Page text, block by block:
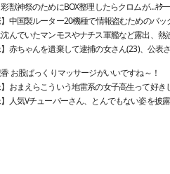
彩獣神祭のためにBOX整理したらクロムが
】中国製ルーター20機種で情報盗むためのバ
沈んでいたマンモスやナチス軍艦など露出、
】赤ちゃんを遺棄して逮捕の女さん(23)、公
お股ぱっくりマッサージがいいですね～！
】おまえらこういう地雷系の女子高生って好き
】人気Vチューバーさん、とんでもない姿を披